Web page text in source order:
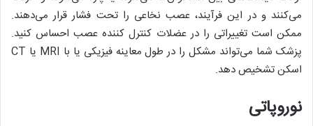
می‌کنند و در این فرآیند، عصب نخاعی را تحت فشار قرار می‌دهند.
ممکن است تغییراتی را در عضلات کنترل‌ کننده عصب احساس کنید.
پزشک شما می‌تواند مشکل را در طول معاینه فیزیکی یا با MRI یا CT
اسکن تشخیص دهد.
نوروپاتی